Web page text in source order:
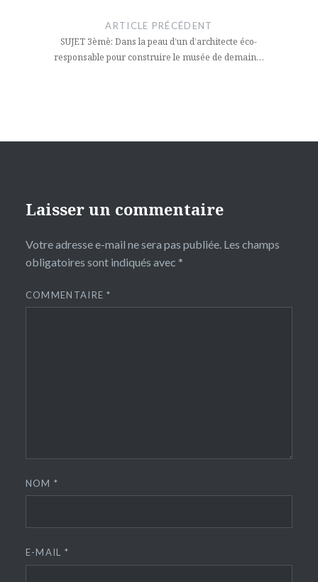
l’article
ARTICLE PRÉCÉDENT
SUJET 3èmè: Dans la peau d’un d’architecte éco-
responsable pour construire le musée de demain…
Laisser un commentaire
Votre adresse e-mail ne sera pas publiée. Les champs
obligatoires sont indiqués avec *
COMMENTAIRE*
NOM*
E-MAIL *